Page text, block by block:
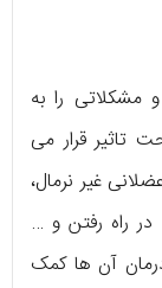
را به
تاثیر قرار می
غیر نرمال،
راه رفتن و …
آن ها کمک